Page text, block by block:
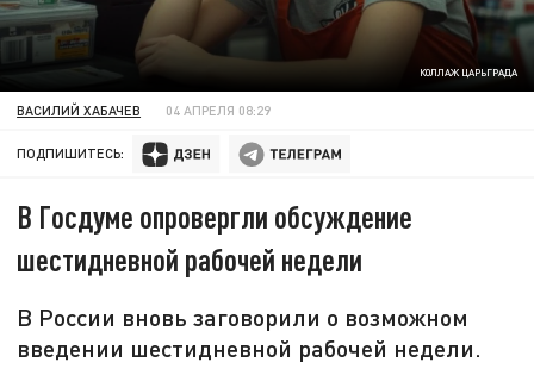
КОЛЛАЖ ЦАРЬГРАДА
ВАСИЛИЙ ХАБАЧЕВ 04 АПРЕЛЯ 08:29
ПОДПИШИТЕСЬ:
В Госдуме опровергли обсуждение
шестидневной рабочей недели
В России вновь заговорили о возможном
введении шестидневной рабочей недели.